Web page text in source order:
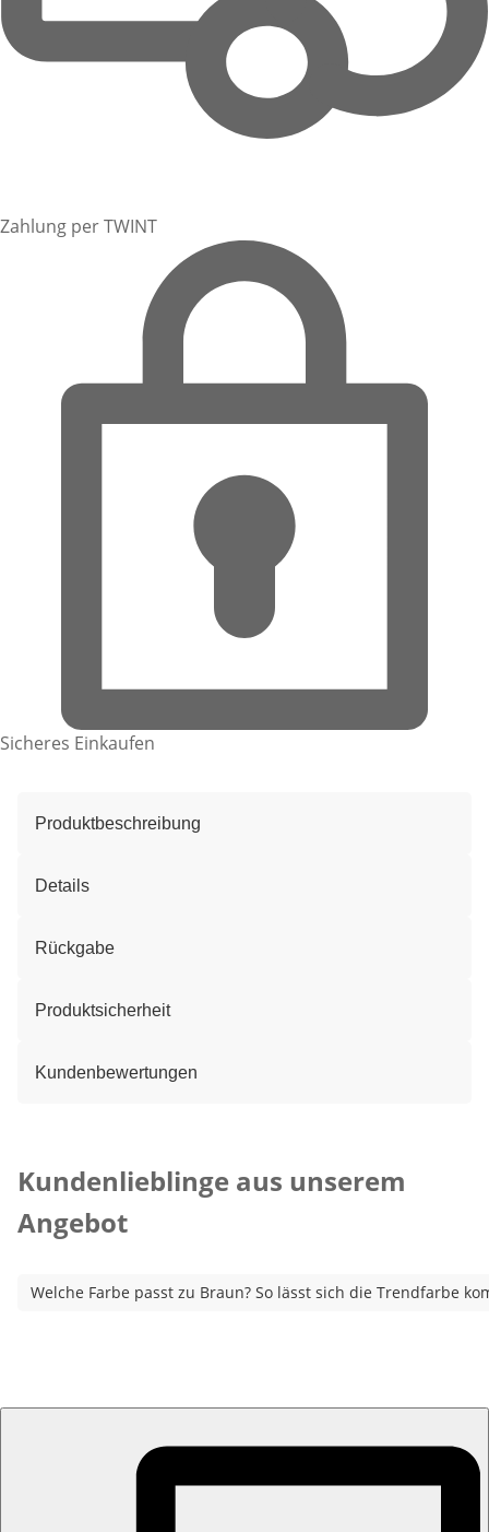
Zahlung per TWINT
Sicheres Einkaufen
Produktbeschreibung
Details
Rückgabe
Produktsicherheit
Kundenbewertungen
Kundenlieblinge aus unserem
Angebot
Welche Farbe passt zu Braun? So lässt sich die Trendfarbe